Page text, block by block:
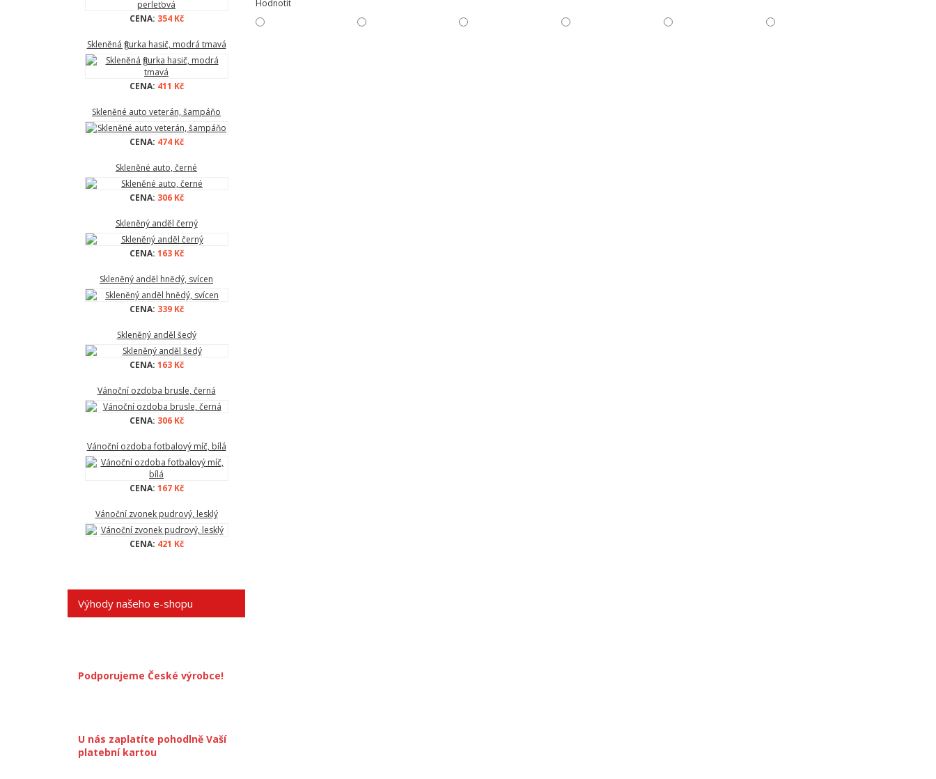
CENA: 354 Kč
Skleněná figurka hasič, modrá tmavá
CENA: 411 Kč
Skleněné auto veterán, šampáňo
CENA: 474 Kč
Skleněné auto, černé
CENA: 306 Kč
Skleněný anděl černý
CENA: 163 Kč
Skleněný anděl hnědý, svícen
CENA: 339 Kč
Skleněný anděl šedý
CENA: 163 Kč
Vánoční ozdoba brusle, černá
CENA: 306 Kč
Vánoční ozdoba fotbalový míč, bílá
CENA: 167 Kč
Vánoční zvonek pudrový, lesklý
CENA: 421 Kč
Výhody našeho e-shopu
Podporujeme České výrobce!
U nás zaplatíte pohodlně Vaší
platební kartou
Hodnotit